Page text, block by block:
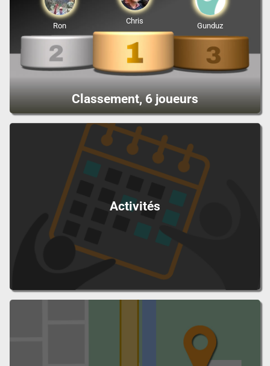
Classement, 6 joueurs
Chris
Ron Gunduz
Activités